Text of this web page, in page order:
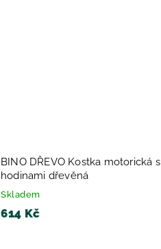
BINO DŘEVO Kostka motorická s
hodinami dřevěná
Skladem
614 Kč